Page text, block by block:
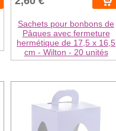
Sachets pour bonbons de
Pâques avec fermeture
hermétique de 17,5 x 16,5
cm - Wilton - 20 unités